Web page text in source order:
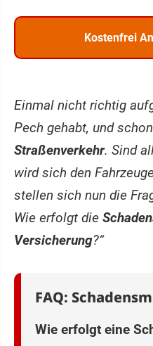
Kostenfrei
Einmal nicht richtig
Pech gehabt, und
Straßenverkehr. Sind
wird sich den
stellen sich nun die
Wie erfolgt die
Versicherung?“
FAQ:
Wie erfolgt eine